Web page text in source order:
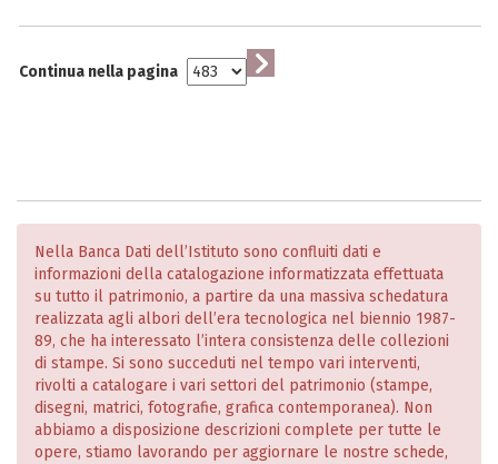
Continua nella pagina
Nella Banca Dati dell’Istituto sono confluiti dati e
informazioni della catalogazione informatizzata effettuata
su tutto il patrimonio, a partire da una massiva schedatura
realizzata agli albori dell’era tecnologica nel biennio 1987-
89, che ha interessato l’intera consistenza delle collezioni
di stampe. Si sono succeduti nel tempo vari interventi,
rivolti a catalogare i vari settori del patrimonio (stampe,
disegni, matrici, fotografie, grafica contemporanea). Non
abbiamo a disposizione descrizioni complete per tutte le
opere, stiamo lavorando per aggiornare le nostre schede,